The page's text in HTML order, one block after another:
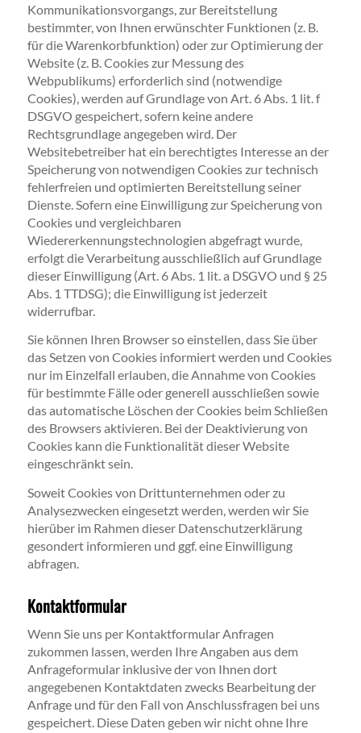
Kommunikationsvorgangs, zur Bereitstellung
bestimmter, von Ihnen erwünschter Funktionen (z. B.
für die Warenkorbfunktion) oder zur Optimierung der
Website (z. B. Cookies zur Messung des
Webpublikums) erforderlich sind (notwendige
Cookies), werden auf Grundlage von Art. 6 Abs. 1 lit. f
DSGVO gespeichert, sofern keine andere
Rechtsgrundlage angegeben wird. Der
Websitebetreiber hat ein berechtigtes Interesse an der
Speicherung von notwendigen Cookies zur technisch
fehlerfreien und optimierten Bereitstellung seiner
Dienste. Sofern eine Einwilligung zur Speicherung von
Cookies und vergleichbaren
Wiedererkennungstechnologien abgefragt wurde,
erfolgt die Verarbeitung ausschließlich auf Grundlage
dieser Einwilligung (Art. 6 Abs. 1 lit. a DSGVO und § 25
Abs. 1 TTDSG); die Einwilligung ist jederzeit
widerrufbar.
Sie können Ihren Browser so einstellen, dass Sie über
das Setzen von Cookies informiert werden und Cookies
nur im Einzelfall erlauben, die Annahme von Cookies
für bestimmte Fälle oder generell ausschließen sowie
das automatische Löschen der Cookies beim Schließen
des Browsers aktivieren. Bei der Deaktivierung von
Cookies kann die Funktionalität dieser Website
eingeschränkt sein.
Soweit Cookies von Drittunternehmen oder zu
Analysezwecken eingesetzt werden, werden wir Sie
hierüber im Rahmen dieser Datenschutzerklärung
gesondert informieren und ggf. eine Einwilligung
abfragen.
Kontaktformular
Wenn Sie uns per Kontaktformular Anfragen
zukommen lassen, werden Ihre Angaben aus dem
Anfrageformular inklusive der von Ihnen dort
angegebenen Kontaktdaten zwecks Bearbeitung der
Anfrage und für den Fall von Anschlussfragen bei uns
gespeichert. Diese Daten geben wir nicht ohne Ihre